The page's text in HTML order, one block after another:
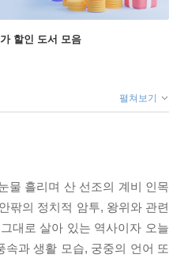
할인 도서 모음
펼쳐보기
물 흘리며 산 선조의 계비 인목
팎의 정치적 암투, 왕위와 관련
대로 살아 있는 역사이자 오늘
과 생활 모습, 궁중의 언어 또